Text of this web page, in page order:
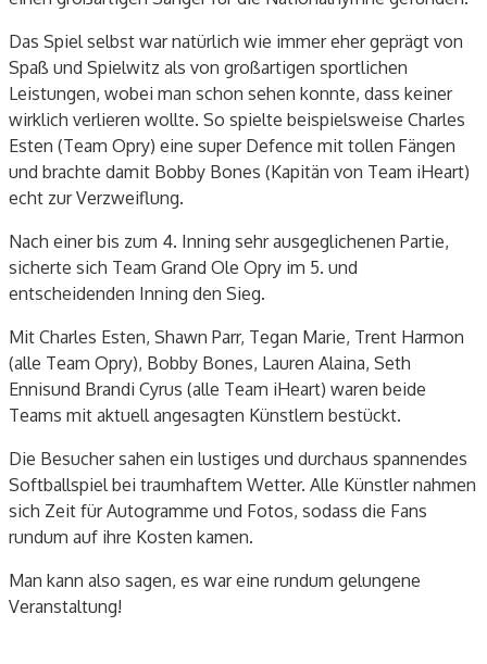
Das Spiel selbst war natürlich wie immer eher geprägt von
Spaß und Spielwitz als von großartigen sportlichen
Leistungen, wobei man schon sehen konnte, dass keiner
wirklich verlieren wollte. So spielte beispielsweise Charles
Esten (Team Opry) eine super Defence mit tollen Fängen
und brachte damit Bobby Bones (Kapitän von Team iHeart)
echt zur Verzweiflung.
Nach einer bis zum 4. Inning sehr ausgeglichenen Partie,
sicherte sich Team Grand Ole Opry im 5. und
entscheidenden Inning den Sieg.
Mit Charles Esten, Shawn Parr, Tegan Marie, Trent Harmon
(alle Team Opry), Bobby Bones, Lauren Alaina, Seth
Ennisund Brandi Cyrus (alle Team iHeart) waren beide
Teams mit aktuell angesagten Künstlern bestückt.
Die Besucher sahen ein lustiges und durchaus spannendes
Softballspiel bei traumhaftem Wetter. Alle Künstler nahmen
sich Zeit für Autogramme und Fotos, sodass die Fans
rundum auf ihre Kosten kamen.
Man kann also sagen, es war eine rundum gelungene
Veranstaltung!